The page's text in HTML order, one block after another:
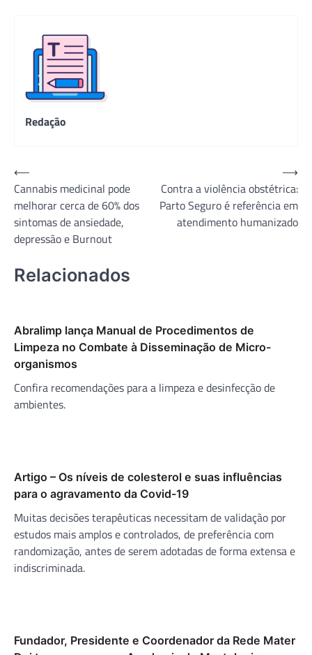
Redação
Navegação
de
Post
⟵
Cannabis medicinal pode
melhorar cerca de 60% dos
sintomas de ansiedade,
depressão e Burnout
Contra a violência obstétrica:
Parto Seguro é referência em
atendimento humanizado
⟶
Relacionados
Abralimp lança Manual de Procedimentos de
Limpeza no Combate à Disseminação de Micro-
organismos
Confira recomendações para a limpeza e desinfecção de
ambientes.
Artigo – Os níveis de colesterol e suas influências
para o agravamento da Covid-19
Muitas decisões terapêuticas necessitam de validação por
estudos mais amplos e controlados, de preferência com
randomização, antes de serem adotadas de forma extensa e
indiscriminada.
Fundador, Presidente e Coordenador da Rede Mater